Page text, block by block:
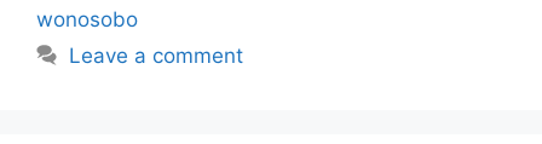
wonosobo
Leave a comment